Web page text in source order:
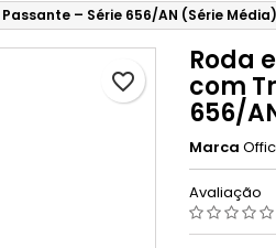
– Série 656/AN (Série Média)
favorite_border
Roda
com
656/
Marca
Avaliação